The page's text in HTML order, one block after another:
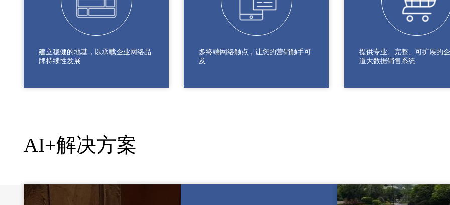
建立稳健的地基，以承载企业网络品
牌持续性发展
多终端网络触点，让您的营销触手可
及
提供专业、完整、可扩展的
道大数据销售系统
AI+解决方案